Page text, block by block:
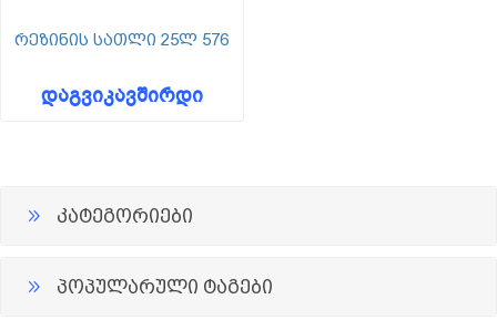
რეზინის სათლი 25ლ 576
დაგვიკავშირდი
კატეგორიები
პოპულარული ტაგები